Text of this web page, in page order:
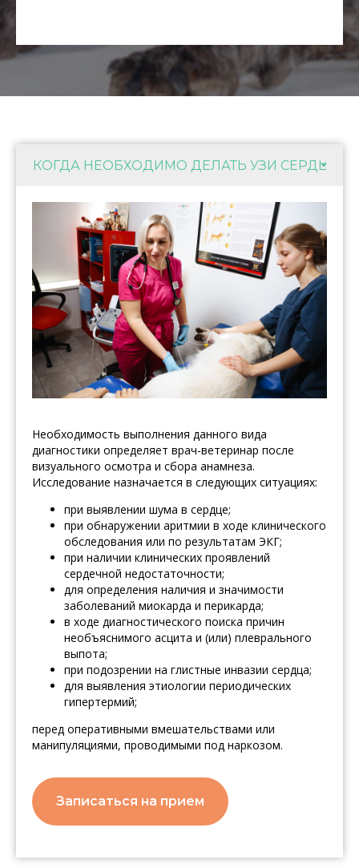
Необходимость выполнения данного вида
диагностики определяет врач-ветеринар после
визуального осмотра и сбора анамнеза.
Исследование назначается в следующих ситуациях:
при выявлении шума в сердце;
при обнаружении аритмии в ходе клинического
обследования или по результатам ЭКГ;
при наличии клинических проявлений
сердечной недостаточности;
для определения наличия и значимости
заболеваний миокарда и перикарда;
в ходе диагностического поиска причин
необъяснимого асцита и (или) плеврального
выпота;
при подозрении на глистные инвазии сердца;
для выявления этиологии периодических
гипертермий;
перед оперативными вмешательствами или
манипуляциями, проводимыми под наркозом.
Записаться на прием